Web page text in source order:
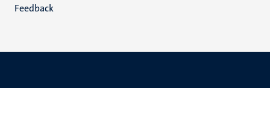
Feedback